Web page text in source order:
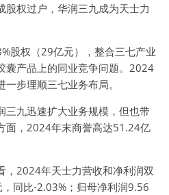
权过户，华润三九成为天士力
股权（29亿元），整合三七产业
囊产品上的同业竞争问题。2024
步理顺三七业务布局。
三九迅速扩大业务规模，但也带
面，2024年末商誉高达51.24亿
，2024年天士力营收和净利润双
同比-2.03%；归母净利润9.56